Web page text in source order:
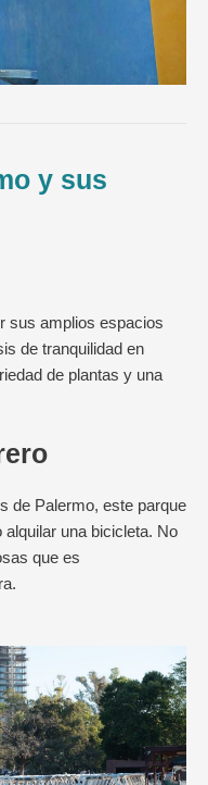
y sus
sus amplios espacios
de tranquilidad en
de plantas y una
de Palermo, este parque
una bicicleta. No
que es